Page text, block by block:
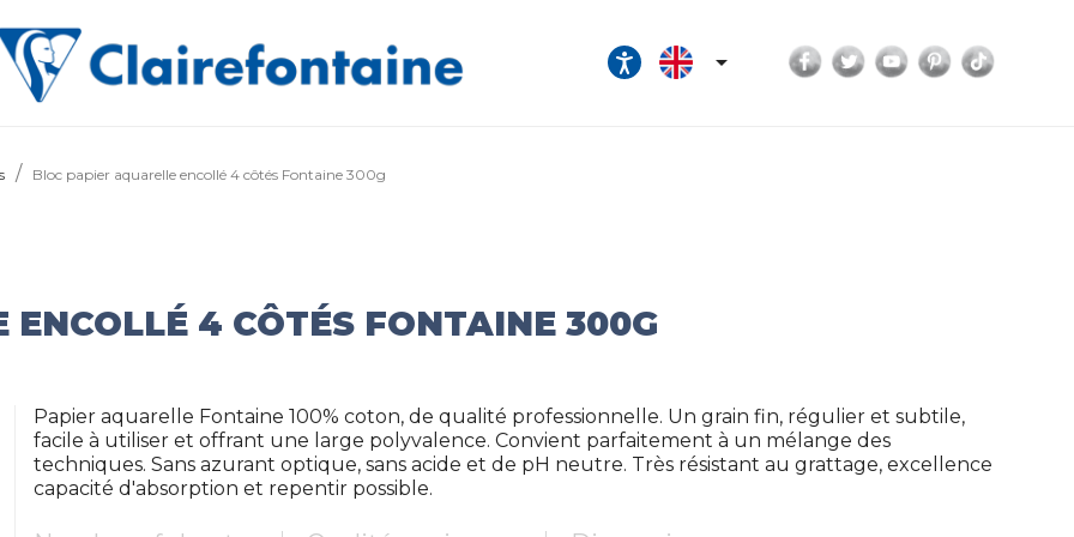
 Facebook
TwitterYouTubePinterest
Bloc papier aquarelle encollé 4 côtés Fontaine 300g
4 CÔTÉS FONTAINE 300G
Papier aquarelle Fontaine 100% coton, de qualité professionnelle. Un grain fin, régulier et subtile,
facile à utiliser et offrant une large polyvalence. Convient parfaitement à un mélange des
techniques. Sans azurant optique, sans acide et de pH neutre. Très résistant au grattage, excellence
capacité d'absorption et repentir possible.